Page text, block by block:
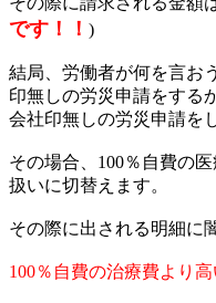
です！！ )
結局、労働者が何を言お
印無しの労災申請をする
会社印無しの労災申請を
その場合、100％自費の
扱いに切替えます。
その際に出される明細に
100％自費の治療費より